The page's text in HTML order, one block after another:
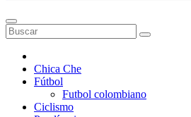
Chica Che
Fútbol
Futbol colombiano
Ciclismo